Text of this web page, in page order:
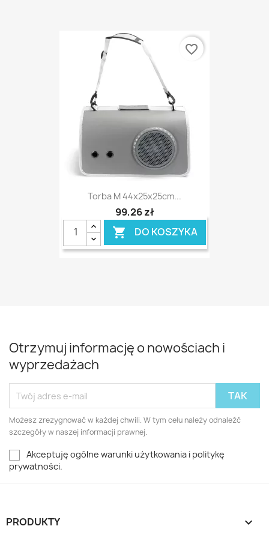
Torba M 44x25x25cm...
99,26 zł
 DO KOSZYKA
favorite_border
Otrzymuj informację o nowościach i
wyprzedażach
Możesz zrezygnować w każdej chwili. W tym celu należy odnaleźć
szczegóły w naszej informacji prawnej.
Akceptuję ogólne warunki użytkowania i politykę
prywatności.
PRODUKTY 